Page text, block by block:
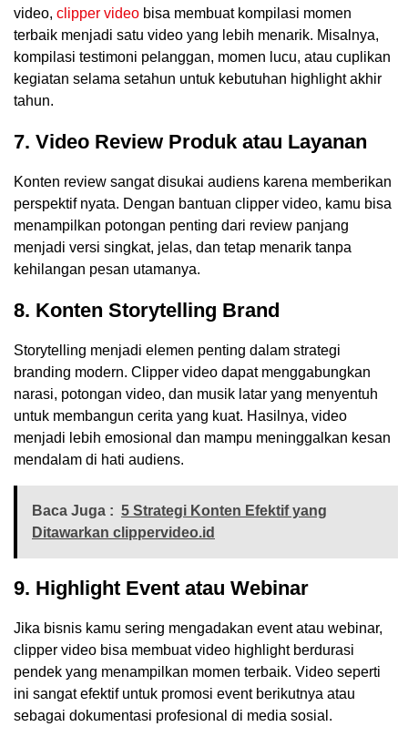
video, clipper video bisa membuat kompilasi momen
terbaik menjadi satu video yang lebih menarik. Misalnya,
kompilasi testimoni pelanggan, momen lucu, atau cuplikan
kegiatan selama setahun untuk kebutuhan highlight akhir
tahun.
7. Video Review Produk atau Layanan
Konten review sangat disukai audiens karena memberikan
perspektif nyata. Dengan bantuan clipper video, kamu bisa
menampilkan potongan penting dari review panjang
menjadi versi singkat, jelas, dan tetap menarik tanpa
kehilangan pesan utamanya.
8. Konten Storytelling Brand
Storytelling menjadi elemen penting dalam strategi
branding modern. Clipper video dapat menggabungkan
narasi, potongan video, dan musik latar yang menyentuh
untuk membangun cerita yang kuat. Hasilnya, video
menjadi lebih emosional dan mampu meninggalkan kesan
mendalam di hati audiens.
Baca Juga : 5 Strategi Konten Efektif yang
Ditawarkan clippervideo.id
9. Highlight Event atau Webinar
Jika bisnis kamu sering mengadakan event atau webinar,
clipper video bisa membuat video highlight berdurasi
pendek yang menampilkan momen terbaik. Video seperti
ini sangat efektif untuk promosi event berikutnya atau
sebagai dokumentasi profesional di media sosial.